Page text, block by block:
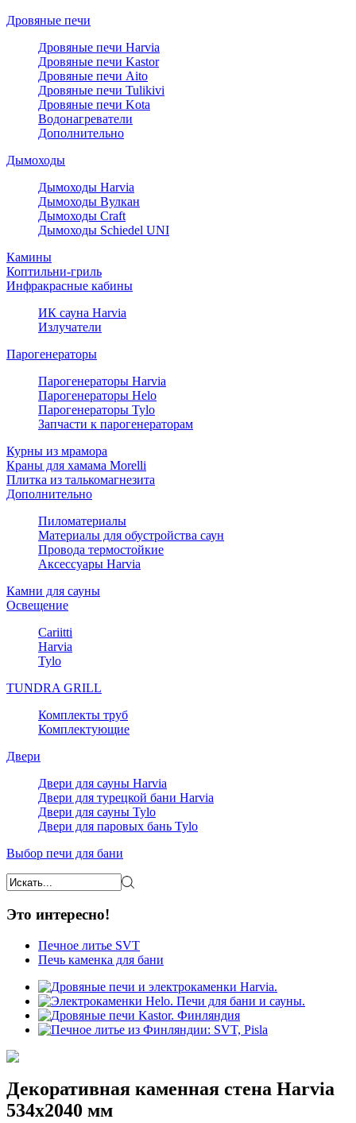
Дровяные печи
Дровяные печи Harvia
Дровяные печи Kastor
Дровяные печи Aito
Дровяные печи Tulikivi
Дровяные печи Kota
Водонагреватели
Дополнительно
Дымоходы
Дымоходы Harvia
Дымоходы Вулкан
Дымоходы Craft
Дымоходы Schiedel UNI
Камины
Коптильни-гриль
Инфракрасные кабины
ИК сауна Harvia
Излучатели
Парогенераторы
Парогенераторы Harvia
Парогенераторы Helo
Парогенераторы Tylo
Запчасти к парогенераторам
Курны из мрамора
Краны для хамама Morelli
Плитка из талькомагнезита
Дополнительно
Пиломатериалы
Материалы для обустройства саун
Провода термостойкие
Аксессуары Harvia
Камни для сауны
Освещение
Cariitti
Harvia
Tylo
TUNDRA GRILL
Комплекты труб
Комплектующие
Двери
Двери для сауны Harvia
Двери для турецкой бани Harvia
Двери для сауны Tylo
Двери для паровых бань Tylo
Выбор печи для бани
Это интересно!
Печное литье SVT
Печь каменка для бани
Декоративная каменная стена Harvia
534х2040 мм